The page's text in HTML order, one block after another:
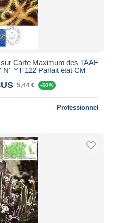
Carte Maximum des TAAF
YT 122 Parfait état CM
5,44 € -50 %
Professionnel